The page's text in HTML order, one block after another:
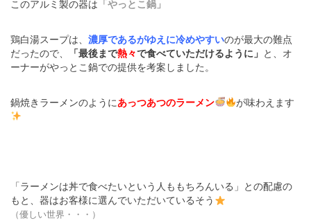
このアルミ製の器は 「やっとこ鍋」
鶏白湯スープは、 濃厚であるがゆえに冷めやすいのが最大の難点
だったので、
「最後まで熱々で食べていただけるように」 と、オ
ーナーがやっとこ鍋での提供を考案しました。
鍋焼きラーメンのようにあっつあつのラーメン が味わえます
「ラーメンは丼で食べたいという人ももちろんいる」との配慮の
もと、器はお客様に選んでいただいているそう
（優しい世界・・・）